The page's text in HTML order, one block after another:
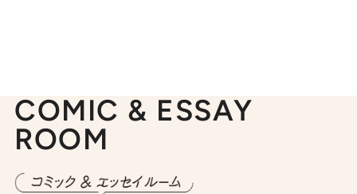
COMIC & ESSAY
ROOM